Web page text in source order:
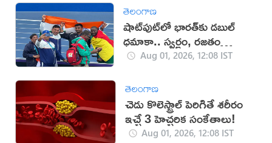
తెలంగాణ
షాట్‌పుట్‌లో భారత్‌కు డబుల్‌
ధమాకా.. స్వర్ణం, రజతం
సొంతంAug 01, 2026, 12:08 IST
తెలంగాణ
చెడు కొలెస్ట్రాల్ పెరిగితే శరీరం
ఇచ్చే 3 హెచ్చరిక సంకేతాలు!
Aug 01, 2026, 12:08 IST